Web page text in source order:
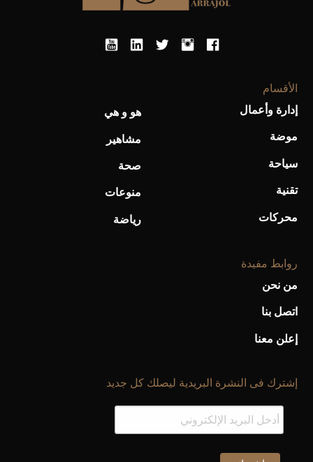
الأقسام
إدارة وأعمال
موضة
سياحة
تقنية
محركات
هو و هي
مشاهير
صحة
منوعات
رياضة
روابط مفيدة
من نحن
اتصل بنا
إعلن معنا
إشترك فى النشرة البريدية ليصلك كل جديد